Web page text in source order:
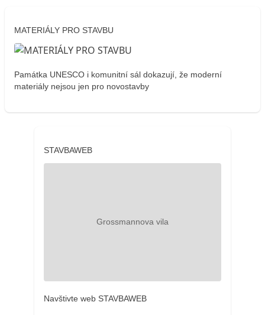
MATERIÁLY PRO STAVBU
Památka UNESCO i komunitní sál dokazují, že moderní
materiály nejsou jen pro novostavby
STAVBAWEB
Navštivte web STAVBAWEB